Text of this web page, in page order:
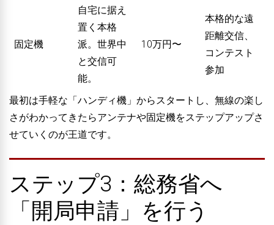
固定機
自宅に据え
置く本格
派。世界中
と交信可
能。
10万円〜
本格的な遠
距離交信、
コンテスト
参加
最初は手軽な「ハンディ機」からスタートし、無線の楽し
さがわかってきたらアンテナや固定機をステップアップさ
せていくのが王道です。
ステップ3：総務省へ
「開局申請」を行う